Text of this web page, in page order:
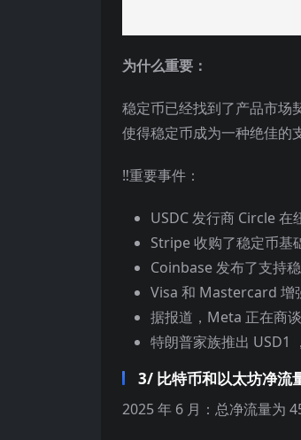
为什么重要：
稳定币已经找到了产品市
使得稳定币成为一种绝佳的
‼️重要事件：
USDC 发行商 Circle 在
Stripe 收购了稳定币基
Coinbase 发布了支持
Visa 和 Mastercard 增
据报道，Meta 正在商
特朗普家族推出 USD1
3/ 比特币和以太坊净流
2025 年 6 月：总净流量为